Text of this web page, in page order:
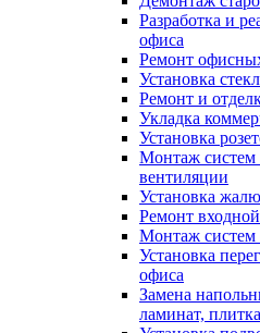
Разработка и
офиса
Ремонт
Установка
Ремонт и
Укладка
Установка
Монтаж систем
вентиляции
Установка
Ремонт
Монтаж систем
Установка
офиса
Замена
ламинат,